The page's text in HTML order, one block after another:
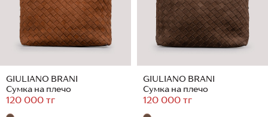
GIULIANO BRANI
Сумка на плечо
120 000 тг
GIULIANO BRANI
Сумка на плечо
120 000 тг